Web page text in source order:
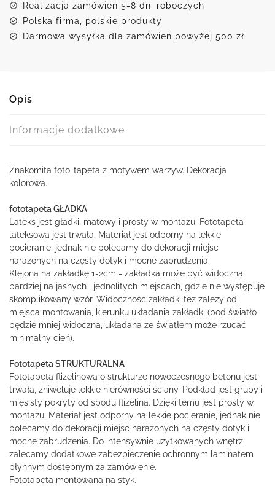
Realizacja zamówień 5-8 dni roboczych
Polska firma, polskie produkty
Darmowa wysyłka dla zamówień powyżej 500 zł
Opis
Informacje dodatkowe
Znakomita foto-tapeta z motywem warzyw. Dekoracja
kolorowa.
fototapeta GŁADKA
Lateks jest gładki, matowy i prosty w montażu. Fototapeta
lateksowa jest trwała. Materiał jest odporny na lekkie
pocieranie, jednak nie polecamy do dekoracji miejsc
narażonych na częsty dotyk i mocne zabrudzenia.
Klejona na zakładkę 1-2cm - zakładka może być widoczna
bardziej na jasnych i jednolitych miejscach, gdzie nie występuje
skomplikowany wzór. Widoczność zakładki tez zależy od
miejsca montowania, kierunku układania zakładki (pod światło
będzie mniej widoczna, układana ze światłem może rzucać
minimalny cień).
Fototapeta STRUKTURALNA
Fototapeta flizelinowa o strukturze nowoczesnego betonu jest
trwała, zniweluje lekkie nierówności ściany. Podkład jest gruby i
mięsisty pokryty od spodu flizeliną. Dzięki temu jest prosty w
montażu. Materiał jest odporny na lekkie pocieranie, jednak nie
polecamy do dekoracji miejsc narażonych na częsty dotyk i
mocne zabrudzenia. Do intensywnie użytkowanych wnętrz
zalecamy dodatkowe zabezpieczenie ochronnym laminatem
płynnym dostępnym za zamówienie.
Fototapeta montowana na styk.